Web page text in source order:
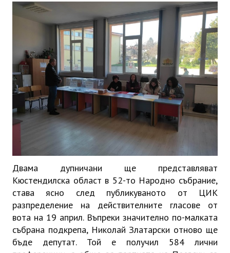
ИНТЕРВЮ
ЗА РЕГИОНА
Бележити дупничани
История
Населени места
ЗАБРАВЕНАТА ДУПНИЦА
СВОБОДНИ РАБОТНИ МЕСТА
Двама дупничани ще представляват
Кюстендилска област в 52-то Народно събрание,
става ясно след публикуваното от ЦИК
разпределение на действителните гласове от
вота на 19 април. Въпреки значително по-малката
събрана подкрепа, Николай Златарски отново ще
бъде депутат. Той е получил 584 лични